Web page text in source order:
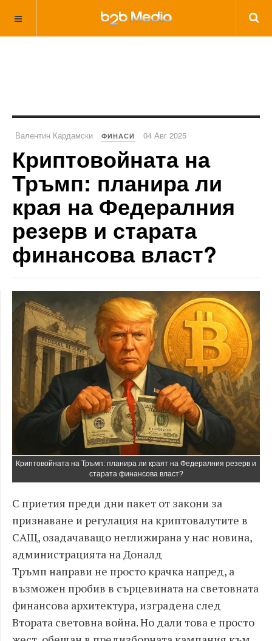
Валентин Кардамски ФИНАСИ 04 Авг 2025
Криптовойната на
Тръмп: планира ли
края на Федералния
резерв и старата
финансова власт?
Криптовойната на Тръмп: планира ли краят на Федералния резерв и
старата финансова власт?
С приетия преди дни пакет от закони за
признаване и регулация на криптовалутите в
САЩ, озадачаващо неглижирана у нас новина,
администрацията на Доналд
Тръмп направи не просто крачка напред, а
възможен пробив в сърцевината на световната
финансова архитектура, изградена след
Втората световна война. Но дали това е просто